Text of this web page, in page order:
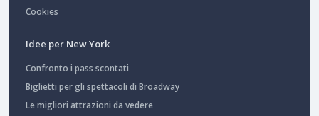
Cookies
Idee per New York
Confronto i pass scontati
Biglietti per gli spettacoli di Broadway
Le migliori attrazioni da vedere